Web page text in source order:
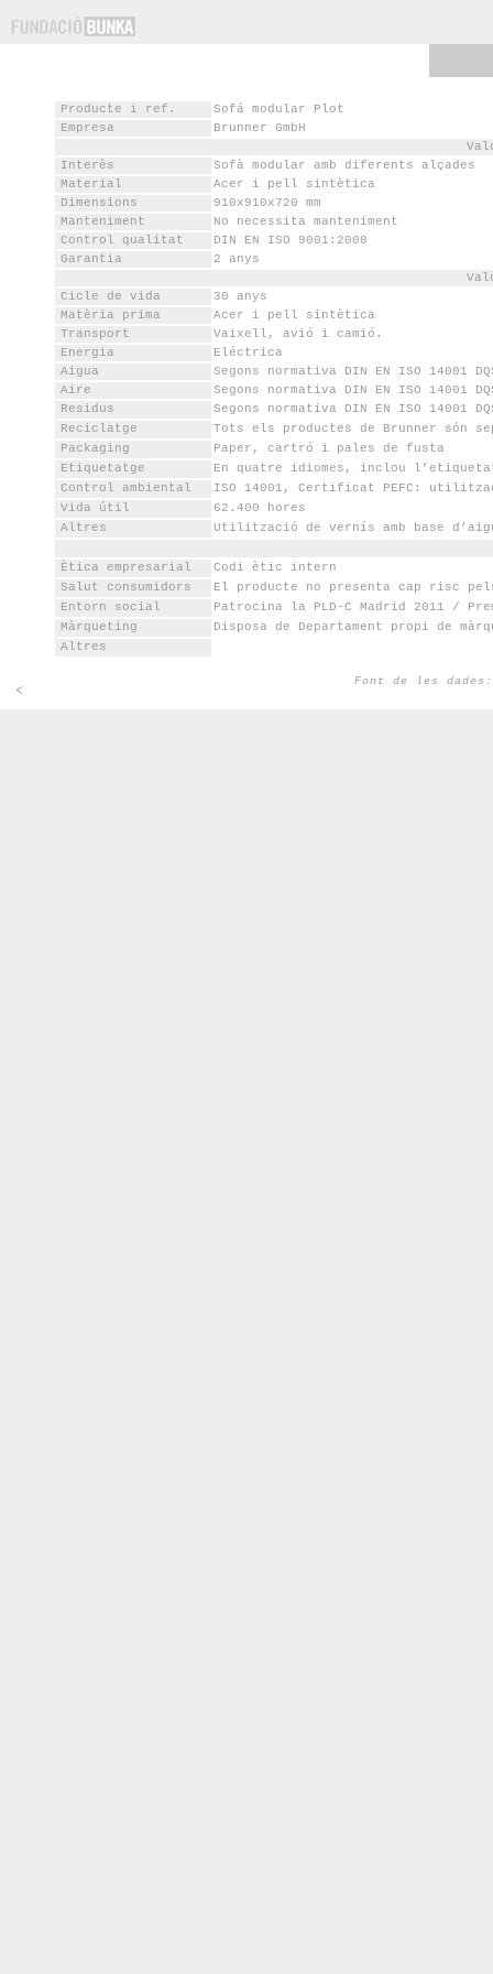
Producte i ref.
Sofá modular Plot
Empresa
Brunner GmbH
Interès
Sofà modular amb diferents alçades
Material
Acer i pell sintètica
Dimensions
910x910x720 mm
Manteniment
No necessita manteniment
Control qualitat
DIN EN ISO 9001:2008
Garantia
2 anys
Cicle de vida
30 anys
Matèria prima
Acer i pell sintètica
Transport
Vaixell, avió i camió.
Energia
Eléctrica
Aigua
Segons normativa DIN EN ISO 14001
Aire
Segons normativa DIN EN ISO 14001
Residus
Segons normativa DIN EN ISO 14001
Reciclatge
Tots els productes de Brunner són
Packaging
Paper, cartró i pales de fusta
Etiquetatge
En quatre idiomes, inclou
Control ambiental
ISO 14001, Certificat PEFC:
Vida útil
62.400 hores
Altres
Utilització de vernís amb base
Ètica empresarial
Codi ètic intern
Salut consumidors
El producte no presenta cap risc
Entorn social
Patrocina la PLD-C Madrid 2011 /
Màrqueting
Disposa de Departament propi de
Altres
Font de les